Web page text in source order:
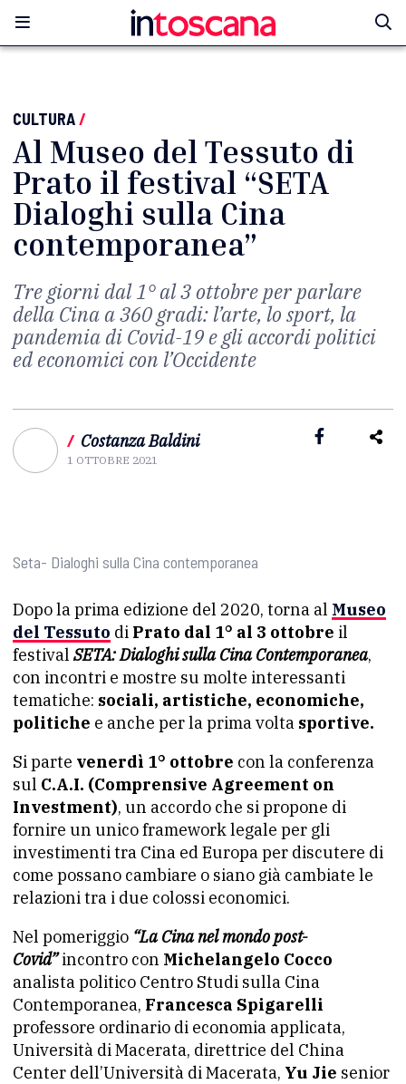
CULTURA/
Al Museo del Tessuto di
Prato il festival “SETA
Dialoghi sulla Cina
contemporanea”
Tre giorni dal 1° al 3 ottobre per parlare
della Cina a 360 gradi: l’arte, lo sport, la
pandemia di Covid-19 e gli accordi politici
ed economici con l’Occidente
/ Costanza Baldini
1 OTTOBRE 2021
Seta- Dialoghi sulla Cina contemporanea
Dopo la prima edizione del 2020, torna al Museo
del Tessuto di Prato dal 1° al 3 ottobre il
festival SETA: Dialoghi sulla Cina Contemporanea,
con incontri e mostre su molte interessanti
tematiche: sociali, artistiche, economiche,
politiche e anche per la prima volta sportive.
Si parte venerdì 1° ottobre con la conferenza
sul C.A.I. (Comprensive Agreement on
Investment), un accordo che si propone di
fornire un unico framework legale per gli
investimenti tra Cina ed Europa per discutere di
come possano cambiare o siano già cambiate le
relazioni tra i due colossi economici.
Nel pomeriggio “La Cina nel mondo post-
Covid”incontro con Michelangelo Cocco
analista politico Centro Studi sulla Cina
Contemporanea, Francesca Spigarelli
professore ordinario di economia applicata,
Università di Macerata, direttrice del China
Center dell’Università di Macerata, Yu Jie senior